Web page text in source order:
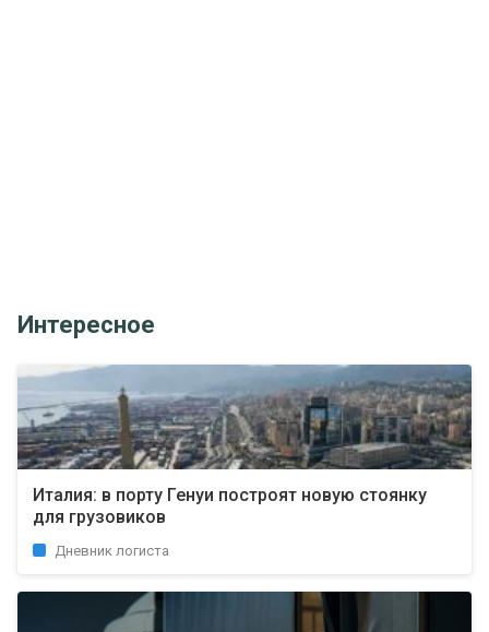
Интересное
Италия: в порту Генуи построят новую стоянку
для грузовиков
Дневник логиста